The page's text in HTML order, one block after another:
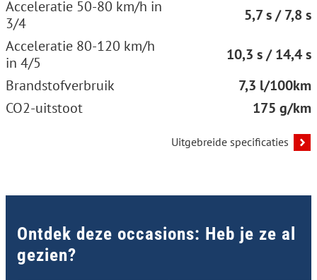
Acceleratie 50-80 km/h in
3/4
5,7 s / 7,8 s
Acceleratie 80-120 km/h
in 4/5
10,3 s / 14,4 s
Brandstofverbruik
7,3 l/100km
CO2-uitstoot
175 g/km
Uitgebreide specificaties
Ontdek deze occasions: Heb je ze al
gezien?